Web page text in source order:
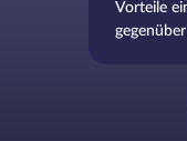
Vorteile